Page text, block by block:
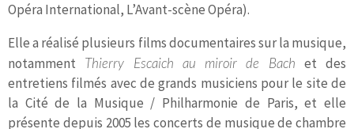
Opéra International, L’Avant-scène Opéra).
Elle a réalisé plusieurs films documentaires sur la musique,
notamment Thierry Escaich au miroir de Bach et des
entretiens filmés avec de grands musiciens pour le site de
la Cité de la Musique / Philharmonie de Paris, et elle
présente depuis 2005 les concerts de musique de chambre